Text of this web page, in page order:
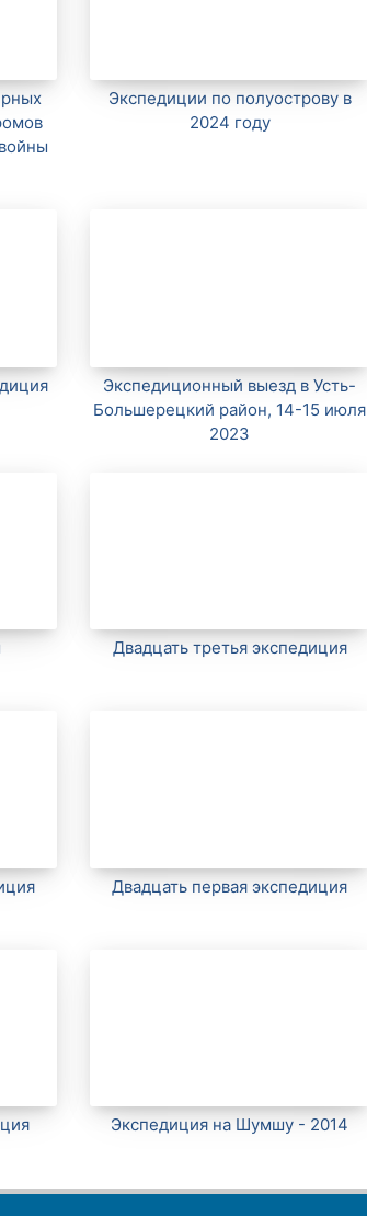
Экспедиции по полуострову в
2024 году
Экспедиционный выезд в Усть-
Большерецкий район, 14-15 июля
2023
Двадцать третья экспедиция
Двадцать первая экспедиция
Экспедиция на Шумшу - 2014